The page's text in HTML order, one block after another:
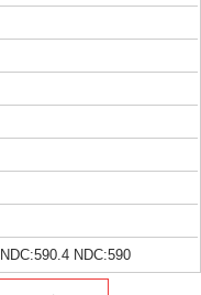
NDC:590